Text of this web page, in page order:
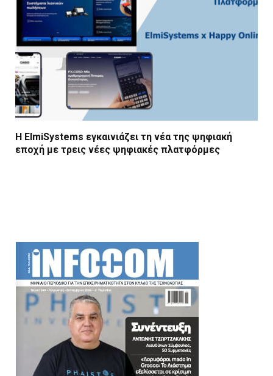
Η ElmiSystems εγκαινιάζει τη νέα της ψηφιακή
εποχή με τρεις νέες ψηφιακές πλατφόρμες